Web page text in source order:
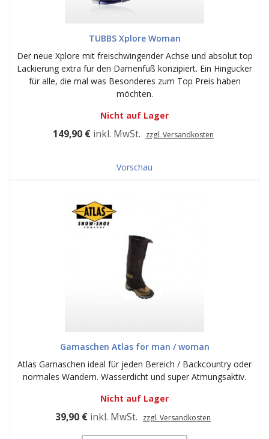
TUBBS Xplore Woman
Der neue Xplore mit freischwingender Achse und absolut top
Lackierung extra für den Damenfuß konzipiert. Ein Hingucker
für alle, die mal was Besonderes zum Top Preis haben
möchten.
Nicht auf Lager
149,90 € inkl. MwSt. zzgl. Versandkosten
Vorschau
Gamaschen Atlas for man / woman
Atlas Gamaschen ideal für jeden Bereich / Backcountry oder
normales Wandern. Wasserdicht und super Atmungsaktiv.
Nicht auf Lager
39,90 € inkl. MwSt. zzgl. Versandkosten